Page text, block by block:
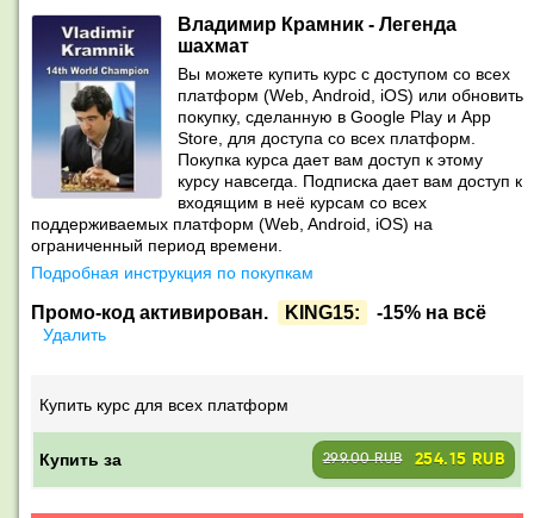
Владимир Крамник - Легенда
шахмат
Вы можете купить курс с доступом со всех
платформ (Web, Android, iOS) или обновить
покупку, сделанную в Google Play и App
Store, для доступа со всех платформ.
Покупка курса дает вам доступ к этому
курсу навсегда. Подписка дает вам доступ к
входящим в неё курсам со всех
поддерживаемых платформ (Web, Android, iOS) на
ограниченный период времени.
Подробная инструкция по покупкам
Промо-код активирован. KING15: -15% на всё
Удалить
Купить курс для всех платформ
Купить за 299.00 RUB 254.15 RUB